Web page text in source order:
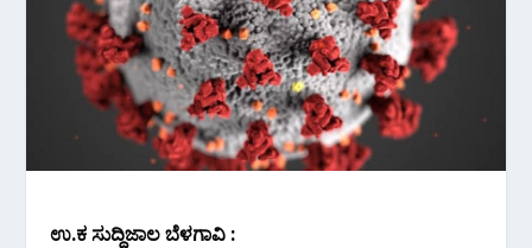
ಉ.ಕ ಸುದ್ದಿಜಾಲ ಬೆಳಗಾವಿ :